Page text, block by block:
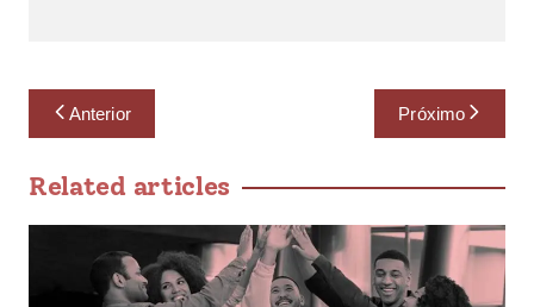
Anterior Próximo
Related articles